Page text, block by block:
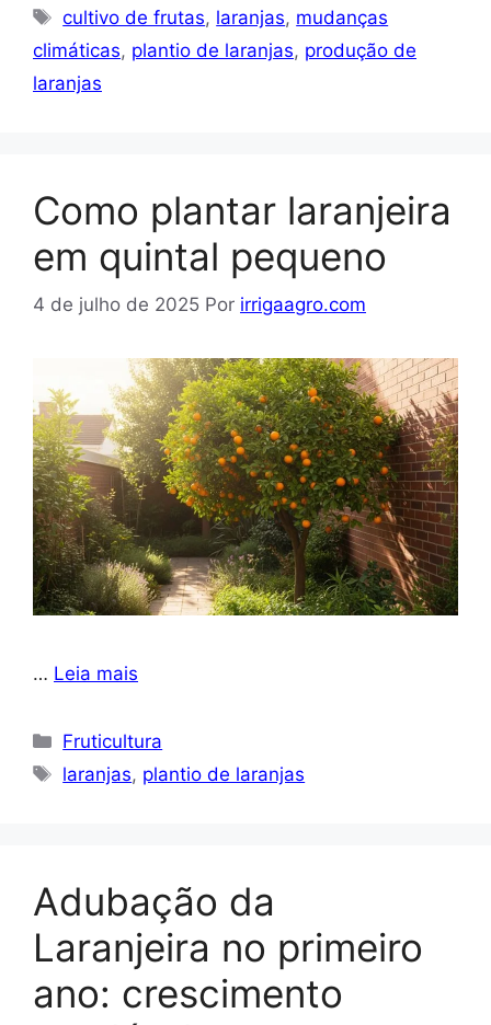
Tags
cultivo de frutas, laranjas, mudanças
climáticas, plantio de laranjas, produção de
laranjas
Como plantar laranjeira
em quintal pequeno
4 de julho de 2025 Por irrigaagro.com
… Leia mais
Categorias
Fruticultura
Tags
laranjas, plantio de laranjas
Adubação da
Laranjeira no primeiro
ano: crescimento